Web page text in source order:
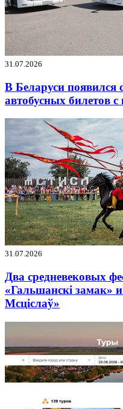
31.07.2026
В Беларуси появился
автобусных билетов с
31.07.2026
Два средневековых
«Гальшанскі замак»
Мсціслаў»